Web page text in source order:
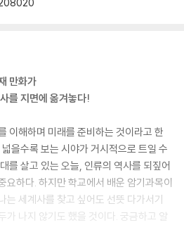
만화가
를 지면에 옮겨놓다!
이해하며 미래를 준비하는 것이라고 한
을수록 보는 시야가 거시적으로 트일 수
를 살고 있는 오늘, 인류의 역사를 되짚어
요하다. 하지만 학교에서 배운 암기과목이
는 세계사를 찾고 싶어도 선뜻 다가서기
가 나지 않기도 했을 것이다. 궁금하고 알